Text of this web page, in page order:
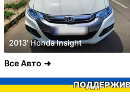
2013' Honda Insight
Все Авто